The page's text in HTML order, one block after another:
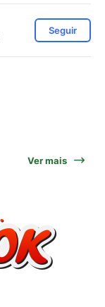
Seguir
Ver mais